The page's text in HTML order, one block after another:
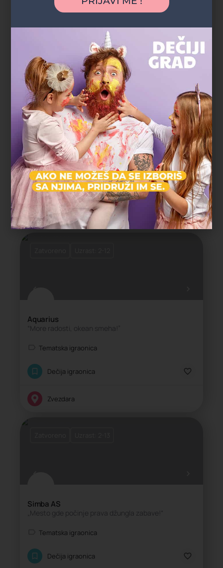
Stari Grad
Igraonica Planeta
🚀 „Putujemo kroz galaksiju igre i radosti!“
Tematska igraonica
Uzrast: 1-15
Dečija igraonica
Novi Beograd
Aquarius
“More radosti, okean smeha!”
Tematska igraonica
Dečija igraonica
Zvezdara
Simba AS
„Mesto gde počinje prava džungla zabave!“
Tematska igraonica
Dečija igraonica